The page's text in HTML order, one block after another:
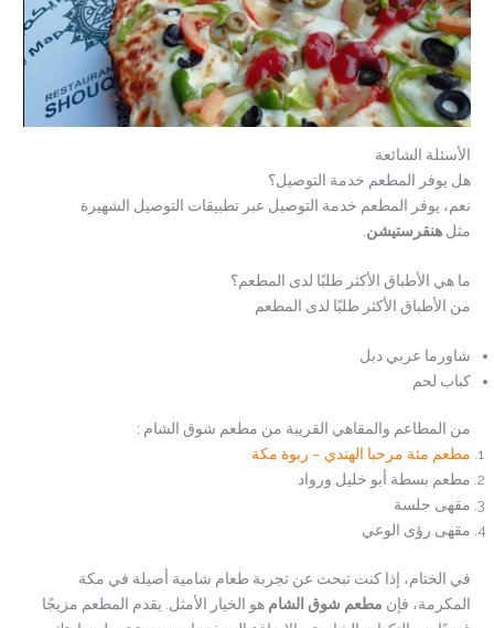
الأسئلة الشائعة
هل يوفر المطعم خدمة التوصيل؟
نعم، يوفر المطعم خدمة التوصيل عبر تطبيقات التوصيل الشهيرة
مثلهنقرستيشن
ما هي الأطباق الأكثر طلبًا لدى المطعم؟
من الأطباق الأكثر طلبًا لدى المطعم
شاورما عربي دبل
كباب لحم
من المطاعم والمقاهي القريبة من مطعم شوق الشام :
مطعم مئة مرحبا الهندي – ربوة مكة
مطعم بسطة أبو خليل ورواد
مقهى جلسة
مقهى رؤى الوعي
في الختام، إذا كنت تبحث عن تجربة طعام شامية أصيلة في مكة
المكرمة، فإن مطعم شوق الشام هو الخيار الأمثل. يقدم المطعم مزيجًا